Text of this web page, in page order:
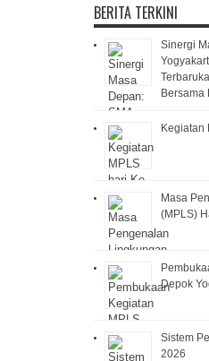
BERITA TERKINI
Sinergi
Bersama
Kegiatan
Masa
(MPLS)
Depok
Sistem
2026